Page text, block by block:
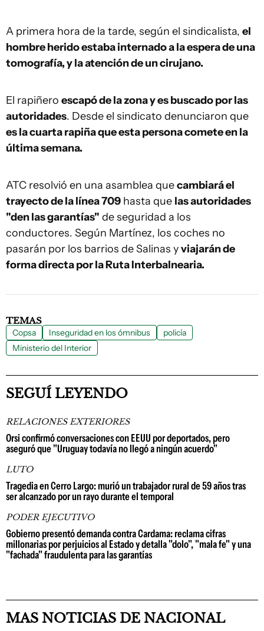
A primera hora de la tarde, según el sindicalista, el
hombre herido estaba internado a la espera de una
tomografía, y la atención de un cirujano.
El rapiñero escapó de la zona y es buscado por las
autoridades. Desde el sindicato denunciaron que
es la cuarta rapiña que esta persona comete en la
última semana.
ATC resolvió en una asamblea quecambiará el
trayecto de la línea 709 hasta que las autoridades
"den las garantías" de seguridad a los
conductores. Según Martínez, los coches no
pasarán por los barrios de Salinas yviajarán de
forma directa por la Ruta Interbalnearia.
TEMAS
Copsa Inseguridad en los ómnibus
policía
Ministerio del Interior
SEGUÍ LEYENDO
RELACIONES EXTERIORES
Orsi confirmó conversaciones con EEUU por deportados, pero
aseguró que "Uruguay todavía no llegó a ningún acuerdo"
LUTO
Tragedia en Cerro Largo: murió un trabajador rural de 59 años tras
ser alcanzado por un rayo durante el temporal
PODER EJECUTIVO
Gobierno presentó demanda contra Cardama: reclama cifras
millonarias por perjuicios al Estado y detalla "dolo", "mala fe" y una
"fachada" fraudulenta para las garantías
MAS NOTICIAS DE NACIONAL